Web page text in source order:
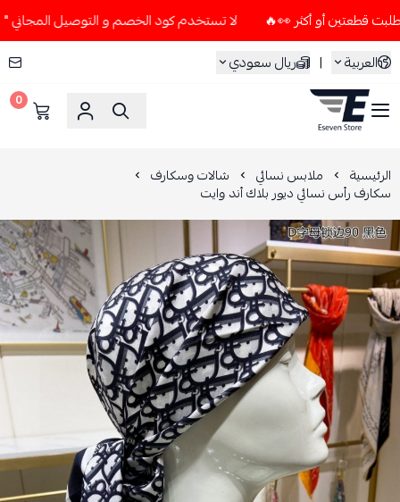
لا تستخدم كود الخصم و التوصيل المجاني " N7 " إلا إذا طلبت قطعتين أو أكثر 👀🔥
العربية
| ريال سعودي
ESEVEN STORE
0
الرئيسية ملابس نسائي شالات وسكارف
سكارف رأس نسائي ديور بلاك أند وايت